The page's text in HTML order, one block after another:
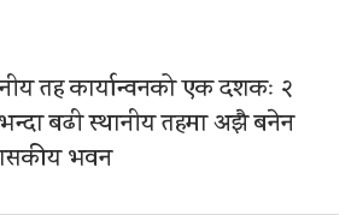
तह कार्यान्वनको एक दशकः २
बढी स्थानीय तहमा अझै बनेन
भवन